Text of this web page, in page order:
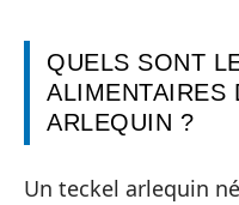
QUELS SONT
ALIMENTAIRES
ARLEQUIN ?
Un teckel arlequin